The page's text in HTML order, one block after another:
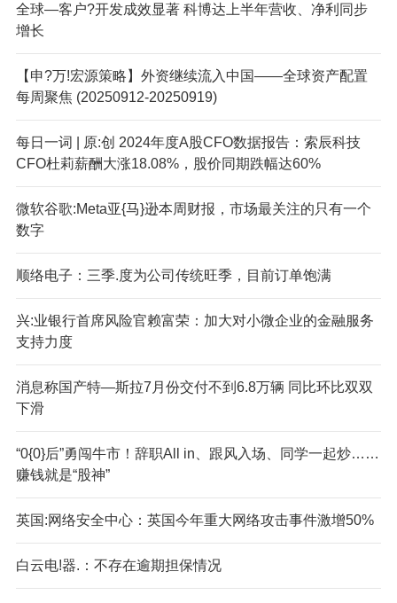
全球—客户?开发成效显著 科博达上半年营收、净利同步
增长
【申?万!宏源策略】外资继续流入中国——全球资产配置
每周聚焦 (20250912-20250919)
每日一词 | 原:创 2024年度A股CFO数据报告：索辰科技
CFO杜莉薪酬大涨18.08%，股价同期跌幅达60%
微软谷歌:Meta亚{马}逊本周财报，市场最关注的只有一个
数字
顺络电子：三季.度为公司传统旺季，目前订单饱满
兴:业银行首席风险官赖富荣：加大对小微企业的金融服务
支持力度
消息称国产特—斯拉7月份交付不到6.8万辆 同比环比双双
下滑
“0{0}后”勇闯牛市！辞职All in、跟风入场、同学一起炒……
赚钱就是“股神”
英国:网络安全中心：英国今年重大网络攻击事件激增50%
白云电!器.：不存在逾期担保情况